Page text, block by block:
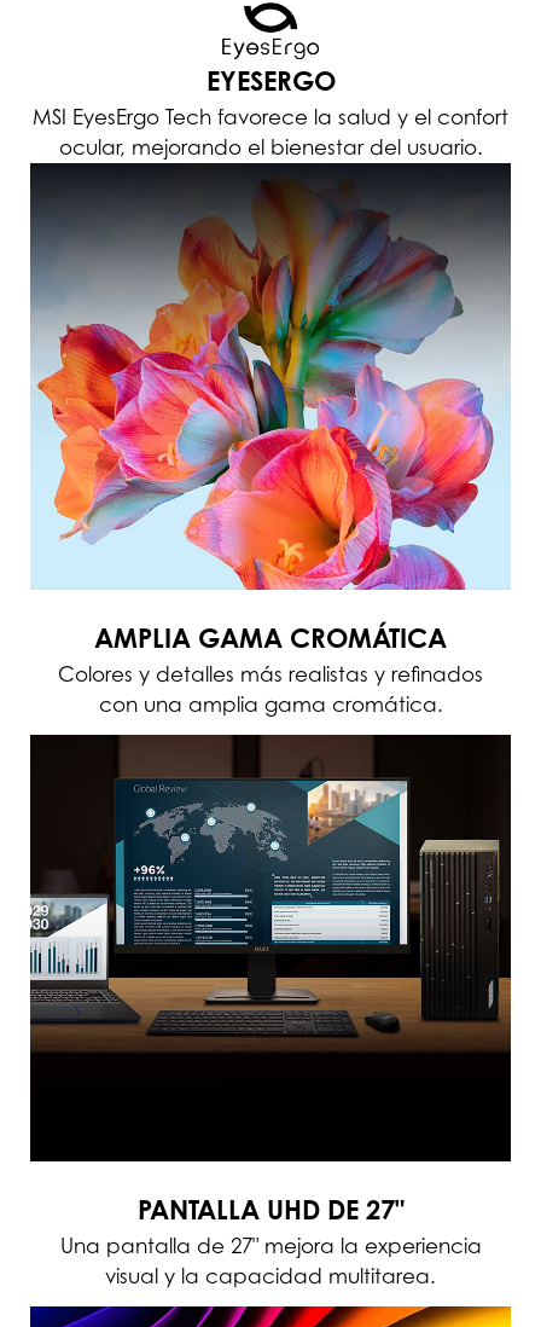
EYESERGO
MSI EyesErgo Tech favorece la salud y el confort
ocular, mejorando el bienestar del usuario.
AMPLIA GAMA CROMÁTICA
Colores y detalles más realistas y refinados
con una amplia gama cromática.
PANTALLA UHD DE 27"
Una pantalla de 27" mejora la experiencia
visual y la capacidad multitarea.